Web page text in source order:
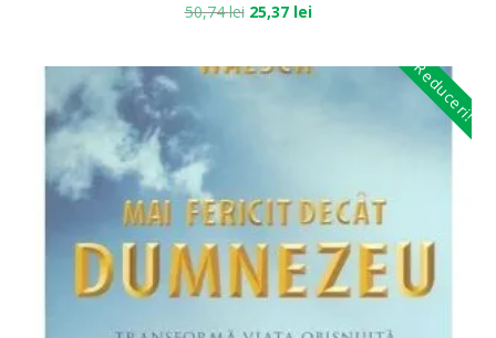
50,74lei 25,37 lei
Reduceri!